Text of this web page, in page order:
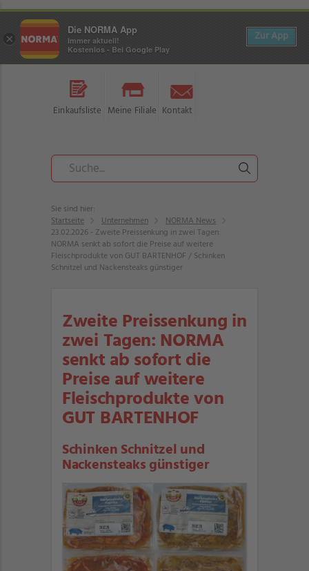
Einkaufsliste Meine Filiale Kontakt
Sie sind hier:
Startseite
Unternehmen
NORMA News
23.02.2026 - Zweite Preissenkung in zwei Tagen:
NORMA senkt ab sofort die Preise auf weitere
Fleischprodukte von GUT BARTENHOF / Schinken
Schnitzel und Nackensteaks günstiger
Zweite Preissenkung in
zwei Tagen: NORMA
senkt ab sofort die
Preise auf weitere
Fleischprodukte von
GUT BARTENHOF
Schinken Schnitzel und
Nackensteaks günstiger
×
Die NORMA App
Immer aktuell!
Kostenlos - Bei Google Play
Zur App